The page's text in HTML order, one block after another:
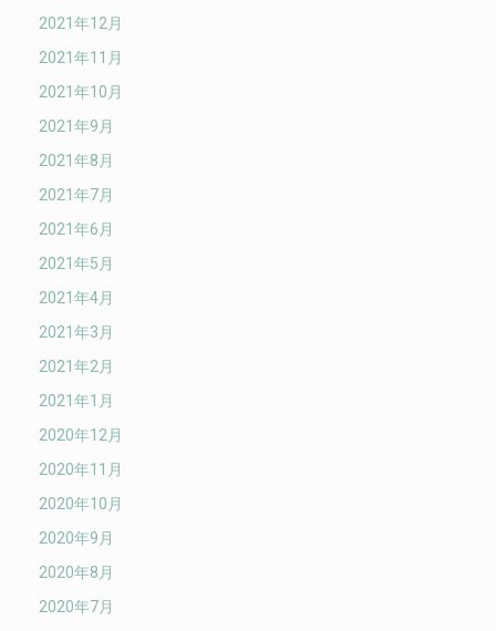
2021年12月
2021年11月
2021年10月
2021年9月
2021年8月
2021年7月
2021年6月
2021年5月
2021年4月
2021年3月
2021年2月
2021年1月
2020年12月
2020年11月
2020年10月
2020年9月
2020年8月
2020年7月